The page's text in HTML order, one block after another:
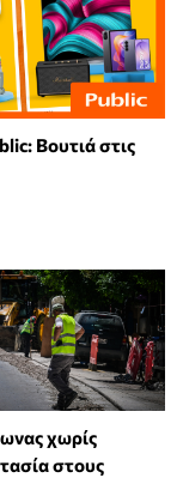
Βουτιά στις
χωρίς
στους